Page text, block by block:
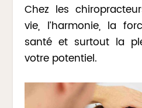
Chez les
vie, l’harmonie, la
santé et surtout la
votre potentiel.